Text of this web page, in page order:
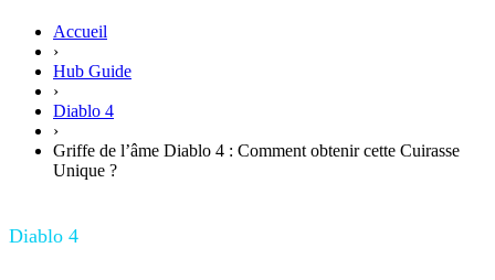
Accueil
›
Hub Guide
›
Diablo 4
›
Griffe de l’âme Diablo 4 : Comment obtenir cette Cuirasse
Unique ?
Diablo 4